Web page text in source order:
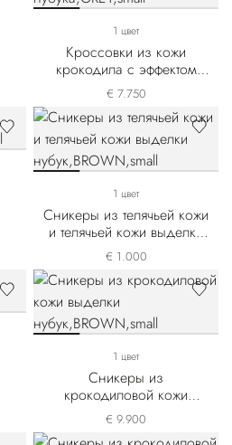
1 цвет
Кроссовки из кожи
крокодила с эффектом
нубука
€ 7.750
1 цвет
Сникеры из телячьей кожи
и телячьей кожи выделки
нубук
€ 1.000
1 цвет
Сникеры из
крокодиловой кожи
выделки нубук
€ 9.900